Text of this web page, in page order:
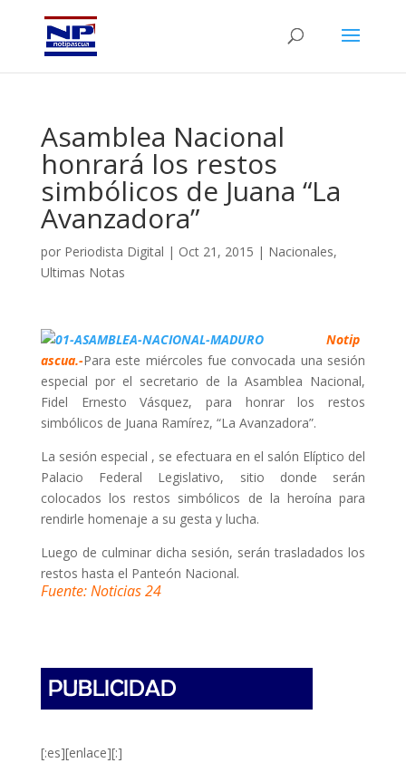
Asamblea Nacional
honrará los restos
simbólicos de Juana “La
Avanzadora”
por Periodista Digital | Oct 21, 2015 | Nacionales,
Ultimas Notas
Notip
ascua.-Para este miércoles fue convocada una sesión
especial por el secretario de la Asamblea Nacional,
Fidel Ernesto Vásquez, para honrar los restos
simbólicos de Juana Ramírez, “La Avanzadora”.
La sesión especial , se efectuara en el salón Elíptico del
Palacio Federal Legislativo, sitio donde serán
colocados los restos simbólicos de la heroína para
rendirle homenaje a su gesta y lucha.
Luego de culminar dicha sesión, serán trasladados los
restos hasta el Panteón Nacional.
Fuente: Noticias 24
[:es][enlace][:]